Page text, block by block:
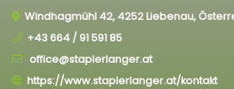
Windhagmühl 42, 4252 Liebenau,
+43 664 / 91 591 85
office@staplerlanger.at
https://www.staplerlanger.at/kontakt